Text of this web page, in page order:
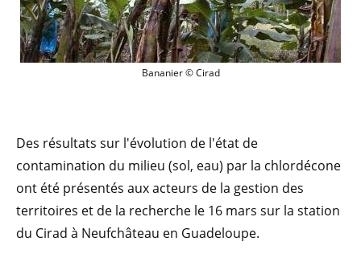
Bananier © Cirad
Bananier © Cirad
Des résultats sur l'évolution de l'état de
contamination du milieu (sol, eau) par la chlordécone
ont été présentés aux acteurs de la gestion des
territoires et de la recherche le 16 mars sur la station
du Cirad à Neufchâteau en Guadeloupe.